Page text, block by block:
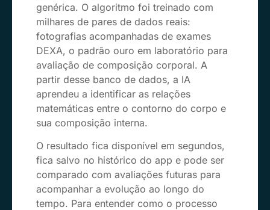
genérica. O algoritmo foi treinado com
milhares de pares de dados reais:
fotografias acompanhadas de exames
DEXA, o padrão ouro em laboratório para
avaliação de composição corporal. A
partir desse banco de dados, a IA
aprendeu a identificar as relações
matemáticas entre o contorno do corpo e
sua composição interna.
O resultado fica disponível em segundos,
fica salvo no histórico do app e pode ser
comparado com avaliações futuras para
acompanhar a evolução ao longo do
tempo. Para entender como o processo